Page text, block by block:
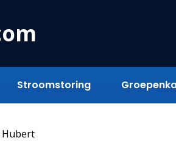
Stroomstoring
Hubert